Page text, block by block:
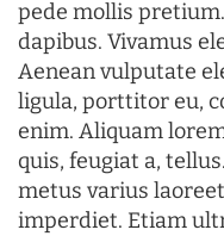
pede mollis
dapibus. Vivamus
Aenean vulputate
ligula, porttitor eu,
enim. Aliquam
quis, feugiat a,
metus varius
imperdiet. Etiam